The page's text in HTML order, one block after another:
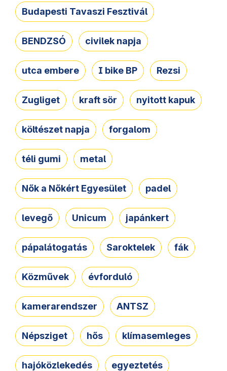
Budapesti Tavaszi Fesztivál
BENDZSÓ civilek napja
utca embere I bike BP Rezsi
Zugliget kraft sör nyitott kapuk
költészet napja forgalom
téli gumi metal
Nők a Nőkért Egyesület padel
levegő Unicum japánkert
pápalátogatás Saroktelek fák
Közművek évforduló
kamerarendszer ANTSZ
Népsziget hős klímasemleges
hajóközlekedés egyeztetés